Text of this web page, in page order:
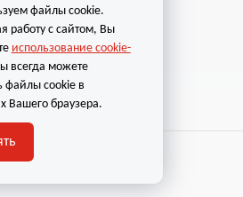
файлы cookie.
работу с сайтом, Вы
использование cookie-
всегда можете
файлы cookie в
Вашего браузера.